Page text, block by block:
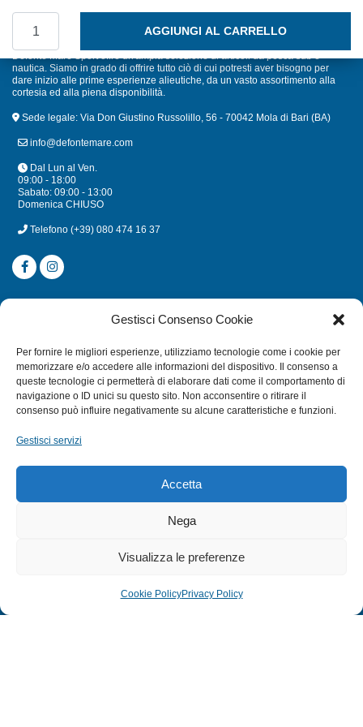
Gestisci Consenso Cookie
Per fornire le migliori esperienze, utilizziamo tecnologie come i cookie per
memorizzare e/o accedere alle informazioni del dispositivo. Il consenso a
queste tecnologie ci permetterà di elaborare dati come il comportamento di
navigazione o ID unici su questo sito. Non acconsentire o ritirare il
consenso può influire negativamente su alcune caratteristiche e funzioni.
Gestisci servizi
Accetta
Nega
Visualizza le preferenze
Cookie PolicyPrivacy Policy
AGGIUNGI AL CARRELLO
Defonte Mare Sport offre un'ampia selezione di articoli da pesca sub e
nautica. Siamo in grado di offrire tutto ciò di cui potresti aver bisogno per
dare inizio alle prime esperienze alieutiche, da un vasto assortimento alla
cortesia ed alla piena disponibilità.
Sede legale: Via Don Giustino Russolillo, 56 - 70042 Mola di Bari (BA)
info@defontemare.com
Dal Lun al Ven.
09:00 - 18:00
Sabato: 09:00 - 13:00
Domenica CHIUSO
Telefono (+39) 080 474 16 37
CATEGORIE
MULINELLI
CANNE
ACCESSORI NAUTICI
TERMINI E CONDIZIONI